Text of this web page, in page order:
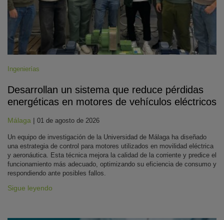
Ingenierías
Desarrollan un sistema que reduce pérdidas
energéticas en motores de vehículos eléctricos
Málaga | 01 de agosto de 2026
Un equipo de investigación de la Universidad de Málaga ha diseñado
una estrategia de control para motores utilizados en movilidad eléctrica
y aeronáutica. Esta técnica mejora la calidad de la corriente y predice el
funcionamiento más adecuado, optimizando su eficiencia de consumo y
respondiendo ante posibles fallos.
Sigue leyendo